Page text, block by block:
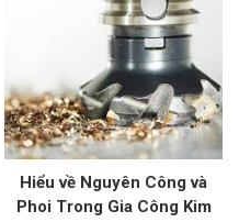
Hiểu về Nguyên Công và
Phoi Trong Gia Công Kim